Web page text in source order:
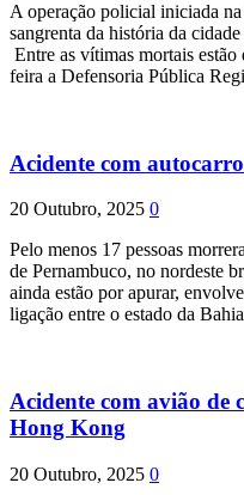
A operação policial iniciada
sangrenta da história da
Entre as vítimas mortais
feira a Defensoria Pública
Acidente com
20 Outubro, 2025 0
Pelo menos 17 pessoas
de Pernambuco, no nordeste
ainda estão por apurar,
ligação entre o estado da
Acidente com avião de
Hong Kong
20 Outubro, 2025 0